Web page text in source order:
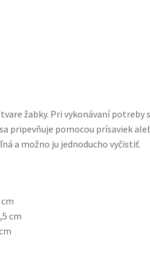
žabky. Pri vykonávaní
pripevňuje pomocou prísaviek
a možno ju jednoducho vyčistiť.
cm